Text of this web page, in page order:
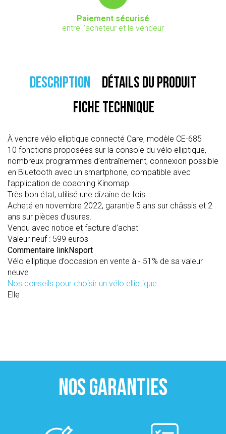
Paiement sécurisé
entre l'acheteur et le vendeur
DESCRIPTION
DÉTAILS DU PRODUIT
FICHE TECHNIQUE
À vendre vélo elliptique connecté Care, modèle CE-685
10 fonctions proposées sur la console du vélo elliptique,
nombreux programmes d’entraînement, connexion possible
en Bluetooth avec un smartphone, compatible avec
l’application de coaching Kinomap.
Très bon état, utilisé une dizaine de fois.
Acheté en novembre 2022, garantie 5 ans sur châssis et 2
ans sur pièces d’usures.
Vendu avec notice et facture d’achat
Valeur neuf : 599 euros
Commentaire linkNsport
Vélo elliptique d’occasion en vente à - 51% de sa valeur
neuve
Nos conseils pour choisir un vélo elliptique
Elle
NOS GARANTIES